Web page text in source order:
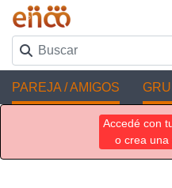
PAREJA / AMIGOS
Accedé con
o crea una